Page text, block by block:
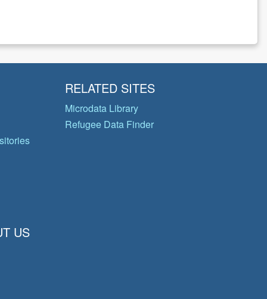
RELATED SITES
Microdata Library
Refugee Data Finder
US